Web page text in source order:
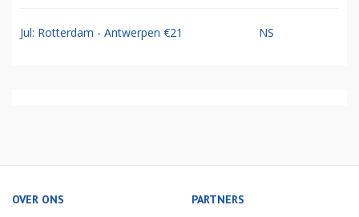
Jul: Rotterdam - Antwerpen €21 NS
OVER ONS PARTNERS